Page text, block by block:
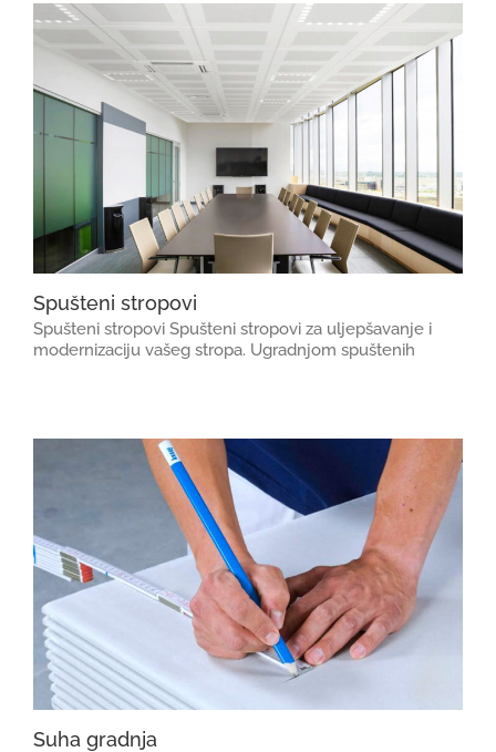
Spušteni stropovi
Spušteni stropovi Spušteni stropovi za uljepšavanje i
modernizaciju vašeg stropa. Ugradnjom spuštenih
Suha gradnja